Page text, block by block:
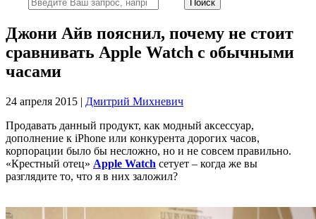
Джони Айв пояснил, почему не стоит
сравнивать Apple Watch с обычными
часами
24 апреля 2015 | Дмитрий Михневич
Продавать данный продукт, как модный аксессуар,
дополнение к iPhone или конкурента дорогих часов,
корпорации было бы несложно, но и не совсем правильно.
«Крестный отец» Apple Watch сетует – когда же вы
разглядите то, что я в них заложил?